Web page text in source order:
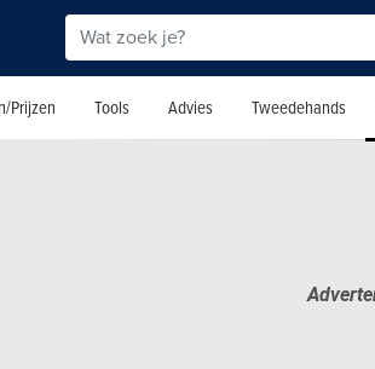
Prijzen Tools Advies Tweedehands